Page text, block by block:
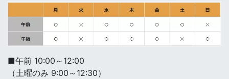
■午前 10:00～12:00
（土曜のみ 9:00～12:30）